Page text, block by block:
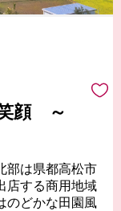
顔 ～
部は県都高松市
店する商用地域
のどかな田園風